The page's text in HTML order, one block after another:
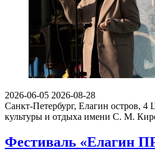
2026-06-05 2026-08-28
Санкт-Петербург, Елагин остров, 4
культуры и отдыха имени С. М.
Фестиваль «Елагин